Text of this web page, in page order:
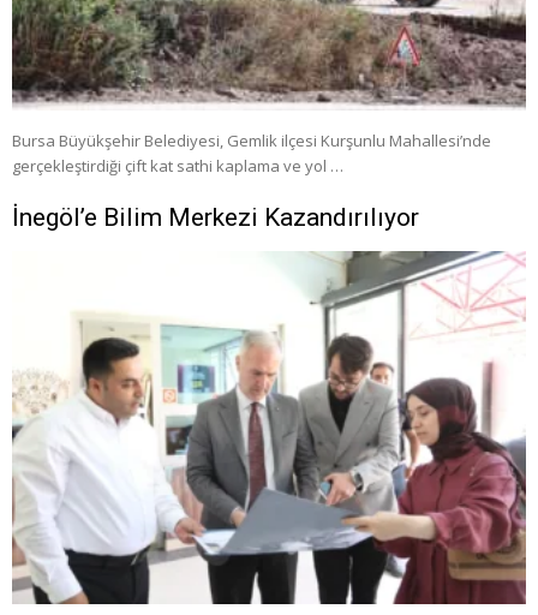
Bursa Büyükşehir Belediyesi, Gemlik ilçesi Kurşunlu Mahallesi’nde
gerçekleştirdiği çift kat sathi kaplama ve yol …
İnegöl’e Bilim Merkezi Kazandırılıyor